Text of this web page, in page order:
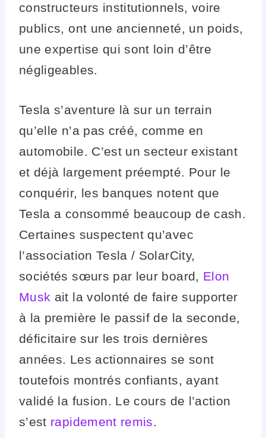
constructeurs institutionnels, voire
publics, ont une ancienneté, un poids,
une expertise qui sont loin d’être
négligeables.
Tesla s’aventure là sur un terrain
qu’elle n’a pas créé, comme en
automobile. C’est un secteur existant
et déjà largement préempté. Pour le
conquérir, les banques notent que
Tesla a consommé beaucoup de cash.
Certaines suspectent qu’avec
l’association Tesla / SolarCity,
sociétés sœurs par leur board, Elon
Musk ait la volonté de faire supporter
à la première le passif de la seconde,
déficitaire sur les trois dernières
années. Les actionnaires se sont
toutefois montrés confiants, ayant
validé la fusion. Le cours de l’action
s’est rapidement remis.